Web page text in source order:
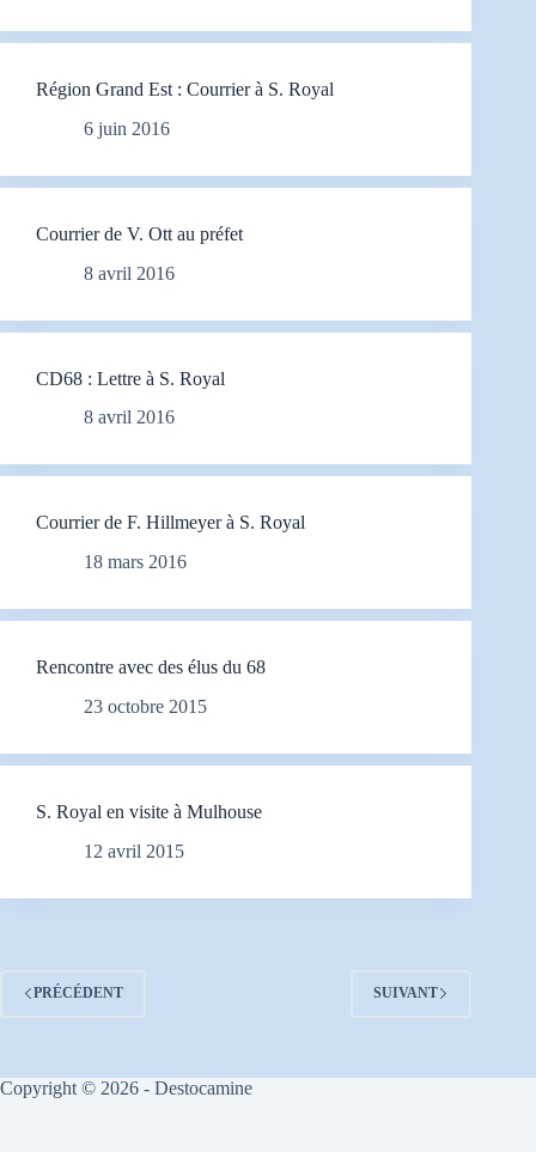
Région Grand Est : Courrier à S. Royal
6 juin 2016
Courrier de V. Ott au préfet
8 avril 2016
CD68 : Lettre à S. Royal
8 avril 2016
Courrier de F. Hillmeyer à S. Royal
18 mars 2016
Rencontre avec des élus du 68
23 octobre 2015
S. Royal en visite à Mulhouse
12 avril 2015
PRÉCÉDENT SUIVANT
Copyright © 2026 - Destocamine